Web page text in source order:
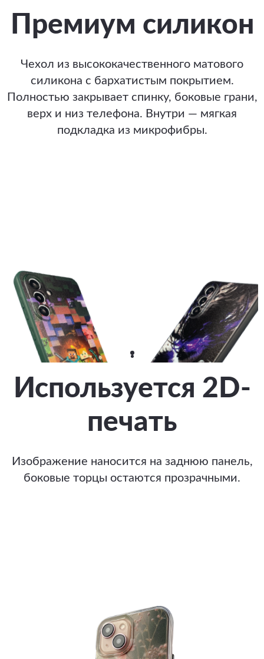
Премиум силикон
Чехол из высококачественного матового
силикона с бархатистым покрытием.
Полностью закрывает спинку, боковые грани,
верх и низ телефона. Внутри — мягкая
подкладка из микрофибры.
Используется 2D-
печать
Изображение наносится на заднюю панель,
боковые торцы остаются прозрачными.